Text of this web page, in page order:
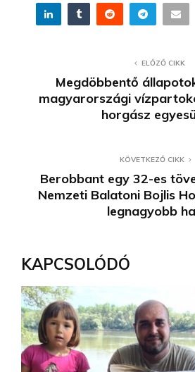
ELŐZŐ CIKK
Megdöbbentő
magyarországi
horgász
KÖVETKEZŐ CIKK
Berobbant egy 32-es
Nemzeti Balatoni Bojlis
legnagyobb
KAPCSOLÓDÓ